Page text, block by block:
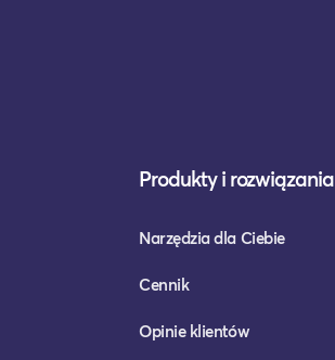
Produkty i rozwiązania
Narzędzia dla Ciebie
Cennik
Opinie klientów